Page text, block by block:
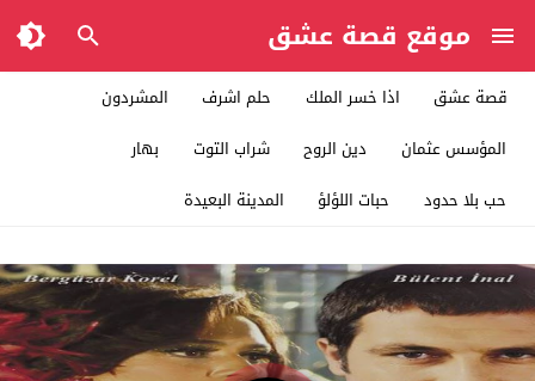
موقع قصة عشق
قصة عشق اذا خسر الملك حلم اشرف
المشردون
المؤسس عثمان
دين الروح شراب التوت
بهار
حب بلا حدود
حبات اللؤلؤ المدينة البعيدة